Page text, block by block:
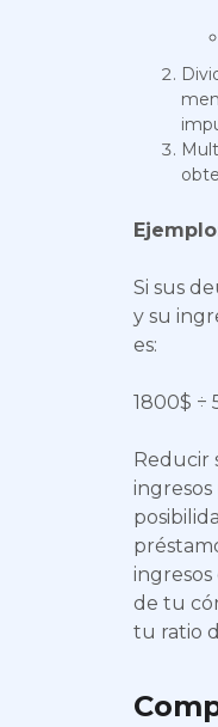
Si sus
y su
es:
1800$ ÷
Reducir
ingresos
de tu
tu ratio